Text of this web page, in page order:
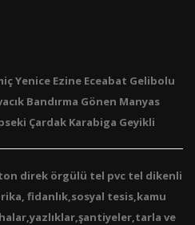
Yenice Ezine Eceabat Gelibolu
Bandırma Gönen Manyas
Çardak Karabiga Geyikli
direk örgülü tel pvc tel dikenli
fidanlık,sosyal tesis,kamu
ve